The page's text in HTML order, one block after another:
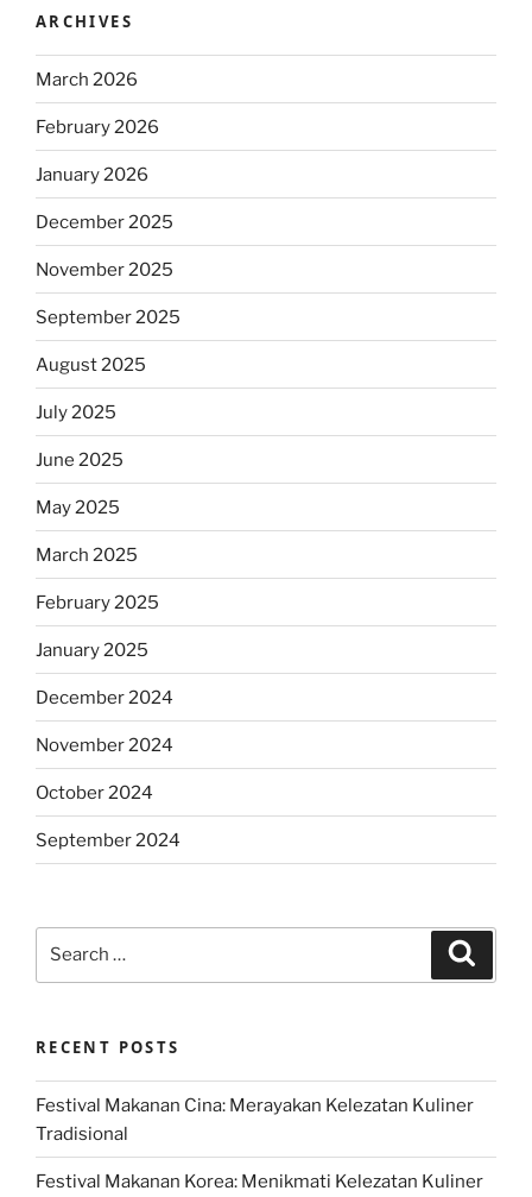
ARCHIVES
March 2026
February 2026
January 2026
December 2025
November 2025
September 2025
August 2025
July 2025
June 2025
May 2025
March 2025
February 2025
January 2025
December 2024
November 2024
October 2024
September 2024
RECENT POSTS
Festival Makanan Cina: Merayakan Kelezatan Kuliner
Tradisional
Festival Makanan Korea: Menikmati Kelezatan Kuliner